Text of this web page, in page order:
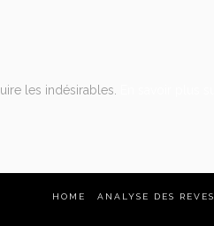
les indésirables.
HOME ANALYSE DES REVES